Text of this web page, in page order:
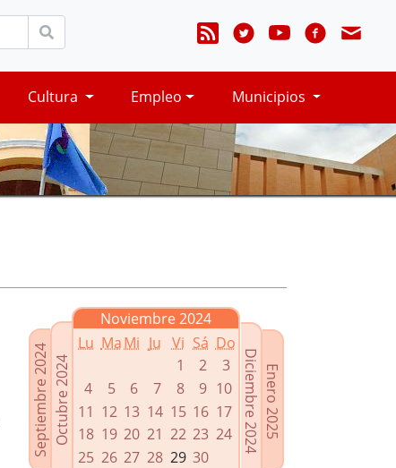
Cultura Empleo Municipios
Septiembre 2024Octubre 2024
Noviembre 2024
Lu MaMi Ju Vi Sá Do
1
2
3
4
5 6 7 8 9 10
11 12 13 14 15 16 17
18 19 20 21 22 23 24
25 26 27 28 29 30
Enero 2025
Diciembre 2024